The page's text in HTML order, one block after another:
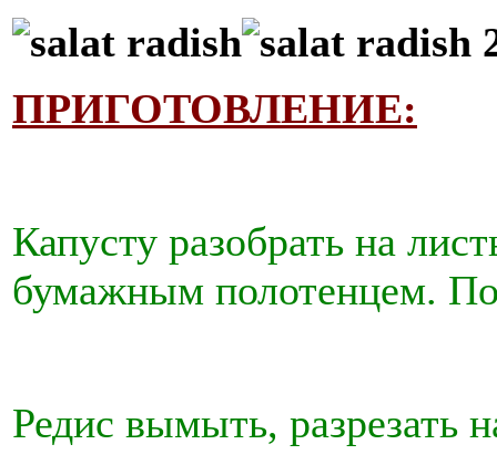
ПРИГОТОВЛЕНИЕ:
Капусту разобрать на
бумажным полотенцем.
Редис вымыть, разрезать